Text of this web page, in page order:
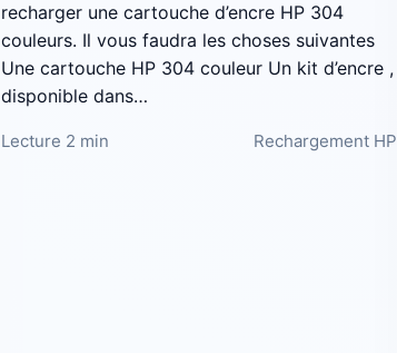
recharger une cartouche d’encre HP 304
couleurs. Il vous faudra les choses suivantes
Une cartouche HP 304 couleur Un kit d’encre ,
disponible dans…
Lecture 2 min Rechargement HP